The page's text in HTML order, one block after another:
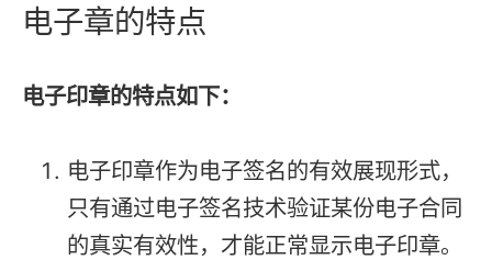
电子章的特点
电子印章的特点如下：
电子印章作为电子签名的有效展现形式，
只有通过电子签名技术验证某份电子合同
的真实有效性，才能正常显示电子印章。